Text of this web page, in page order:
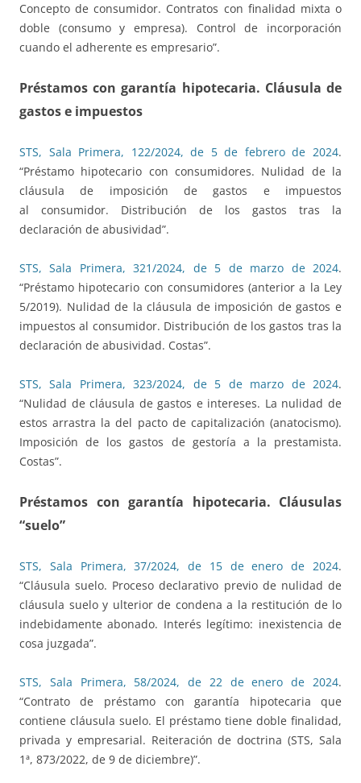
Concepto de consumidor. Contratos con finalidad mixta o
doble (consumo y empresa). Control de incorporación
cuando el adherente es empresario”.
Préstamos con garantía hipotecaria. Cláusula de
gastos e impuestos
STS, Sala Primera, 122/2024, de 5 de febrero de 2024.
“Préstamo hipotecario con consumidores. Nulidad de la
cláusula de imposición de gastos e impuestos
al consumidor. Distribución de los gastos tras la
declaración de abusividad”.
STS, Sala Primera, 321/2024, de 5 de marzo de 2024.
“Préstamo hipotecario con consumidores (anterior a la Ley
5/2019). Nulidad de la cláusula de imposición de gastos e
impuestos al consumidor. Distribución de los gastos tras la
declaración de abusividad. Costas”.
STS, Sala Primera, 323/2024, de 5 de marzo de 2024.
“Nulidad de cláusula de gastos e intereses. La nulidad de
estos arrastra la del pacto de capitalización (anatocismo).
Imposición de los gastos de gestoría a la prestamista.
Costas”.
Préstamos con garantía hipotecaria. Cláusulas
“suelo”
STS, Sala Primera, 37/2024, de 15 de enero de 2024.
“Cláusula suelo. Proceso declarativo previo de nulidad de
cláusula suelo y ulterior de condena a la restitución de lo
indebidamente abonado. Interés legítimo: inexistencia de
cosa juzgada”.
STS, Sala Primera, 58/2024, de 22 de enero de 2024.
“Contrato de préstamo con garantía hipotecaria que
contiene cláusula suelo. El préstamo tiene doble finalidad,
privada y empresarial. Reiteración de doctrina (STS, Sala
1ª, 873/2022, de 9 de diciembre)”.